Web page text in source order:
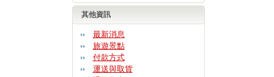
其他資訊
最新消息
旅遊景點
付款方式
運送與取貨